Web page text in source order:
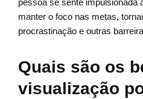
pessoa se sente impulsionada
manter o foco nas metas,
procrastinação e outras
Quais são os
visualização